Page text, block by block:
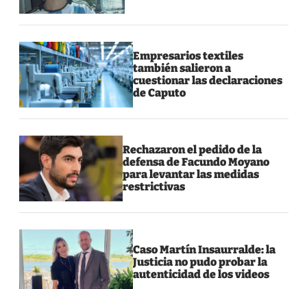
Empresarios textiles
también salieron a
cuestionar las declaraciones
de Caputo
Rechazaron el pedido de la
defensa de Facundo Moyano
para levantar las medidas
restrictivas
Caso Martín Insaurralde: la
Justicia no pudo probar la
autenticidad de los videos